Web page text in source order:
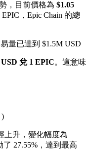
，目前價格為 $1.05
，Epic Chain 的總
量已達到 $1.5M USD
USD 兌 1 EPIC。這意味
)
上升，變化幅度為
27.55%，達到最高